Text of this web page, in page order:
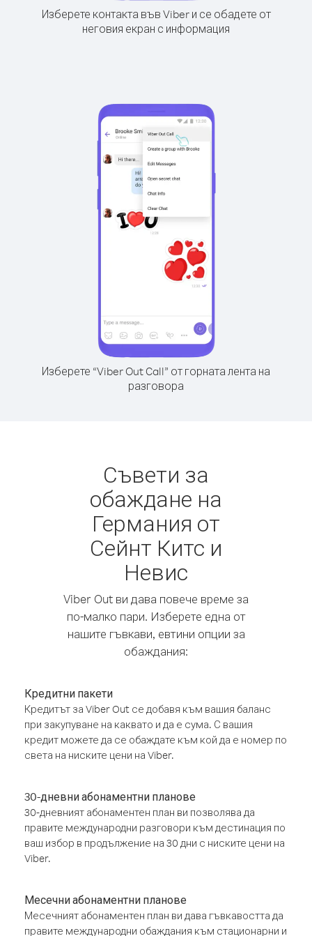
Изберете контакта във Viber и се обадете от
неговия екран с информация
Изберете “Viber Out Call” от горната лента на
разговора
Съвети за
обаждане на
Германия от
Сейнт Китс и
Невис
Viber Out ви дава повече време за
по-малко пари. Изберете една от
нашите гъвкави, евтини опции за
обаждания:
Кредитни пакети
Кредитът за Viber Out се добавя към вашия баланс
при закупуване на каквато и да е сума. С вашия
кредит можете да се обаждате към кой да е номер по
света на ниските цени на Viber.
30-дневни абонаментни планове
30-дневният абонаментен план ви позволява да
правите международни разговори към дестинация по
ваш избор в продължение на 30 дни с ниските цени на
Viber.
Месечни абонаментни планове
Месечният абонаментен план ви дава гъвкавостта да
правите международни обаждания към стационарни и